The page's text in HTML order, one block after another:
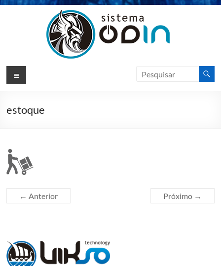
Sistema
ERP
Gestão
|
VIKSO
Menu
estoque
← Anterior Próximo →